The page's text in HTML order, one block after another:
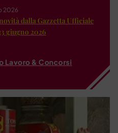
2026
dalla Gazzetta Ufficiale
giugno 2026
Lavoro & Concorsi